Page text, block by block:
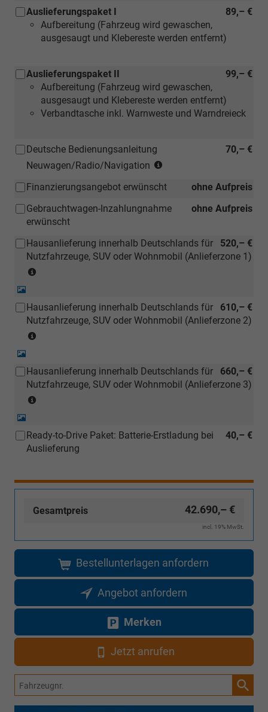
89,– €
Auslieferungspaket I
Aufbereitung (Fahrzeug wird gewaschen,
ausgesaugt und Klebereste werden entfernt)
99,– €
Auslieferungspaket II
Aufbereitung (Fahrzeug wird gewaschen,
ausgesaugt und Klebereste werden entfernt)
Verbandtasche inkl. Warnweste und Warndreieck
70,– €
Deutsche Bedienungsanleitung
Neuwagen/Radio/Navigation
auch
einem
Händler
kostengünstiger
ohne Aufpreis
Finanzierungsangebot erwünscht
ohne Aufpreis
Gebrauchtwagen-Inzahlungnahme
erwünscht
520,– €
Hausanlieferung innerhalb Deutschlands für
Nutzfahrzeuge, SUV oder Wohnmobil (Anlieferzone 1)
(ausgenommen
Inselanlieferungen)
610,– €
Hausanlieferung innerhalb Deutschlands für
Nutzfahrzeuge, SUV oder Wohnmobil (Anlieferzone 2)
(ausgenommen
Inselanlieferungen)
660,– €
Hausanlieferung innerhalb Deutschlands für
Nutzfahrzeuge, SUV oder Wohnmobil (Anlieferzone 3)
(ausgenommen
Inselanlieferungen)
40,– €
Ready-to-Drive Paket: Batterie-Erstladung bei
Auslieferung
Gesamtpreis 42.690,– €
incl. 19% MwSt.
Bestellunterlagen anfordern
Angebot anfordern
Merken
Jetzt anrufen
Fahrzeugnr.